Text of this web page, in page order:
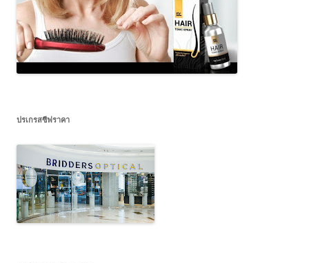
ปรเกรสซีฟราคา